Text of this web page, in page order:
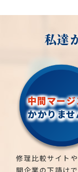
私達
中間マー
かかりませ
修理比較サイト
開企業の下請け